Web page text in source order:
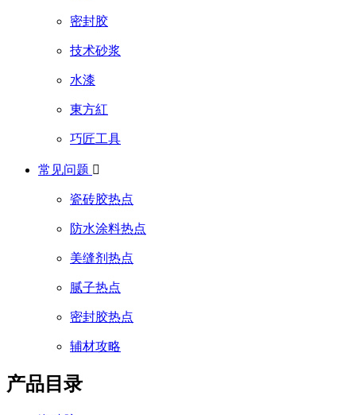
密封胶
技术砂浆
水漆
東方紅
巧匠工具
常见问题 
瓷砖胶热点
防水涂料热点
美缝剂热点
腻子热点
密封胶热点
辅材攻略
产品目录